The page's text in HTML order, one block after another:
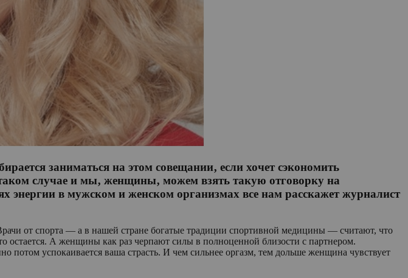
заниматься на этом совещании‚ если хочет сэкономить
случае и мы‚ женщины‚ можем взять такую отговорку на
энергии в мужском и женском организмах все нам расскажет журналист
от спорта — а в нашей стране богатые традиции спортивной медицины — считают, что
А женщины как раз черпают силы в полноценной близости с партнером.
успокаивается ваша страсть. И чем сильнее оргазм, тем дольше женщина чувствует